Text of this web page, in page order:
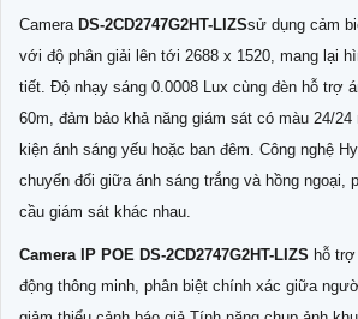
Camera DS-2CD2747G2HT-LIZSsử dụng cảm
với độ phân giải lên tới 2688 x 1520, mang lại
tiết. Độ nhạy sáng 0.0008 Lux cùng đèn hỗ trợ
60m, đảm bảo khả năng giám sát có màu 24/24
kiện ánh sáng yếu hoặc ban đêm. Công nghệ
chuyển đổi giữa ánh sáng trắng và hồng ngoại,
cầu giám sát khác nhau.
Camera IP POE DS-2CD2747G2HT-LIZS hỗ
động thông minh, phân biệt chính xác giữa